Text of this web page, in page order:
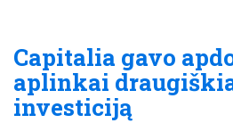
Capitalia gavo
aplinkai
investiciją